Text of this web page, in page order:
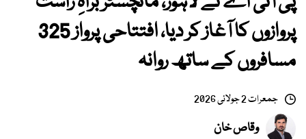
پروازوں کا آغاز کر دیا، افتتاحی پرواز 325
مسافروں کے ساتھ روانہ
جمعرات 2 جولائی 2026
وقاص خان